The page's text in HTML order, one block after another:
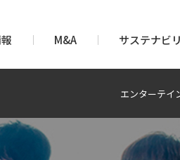
M&A サステナビ
エンターテイ